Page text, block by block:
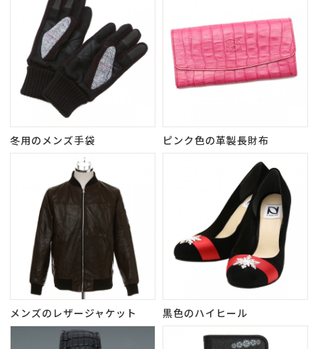
冬用のメンズ手袋 ピンク色の革製長財布
メンズのレザージャケット 黒色のハイヒール